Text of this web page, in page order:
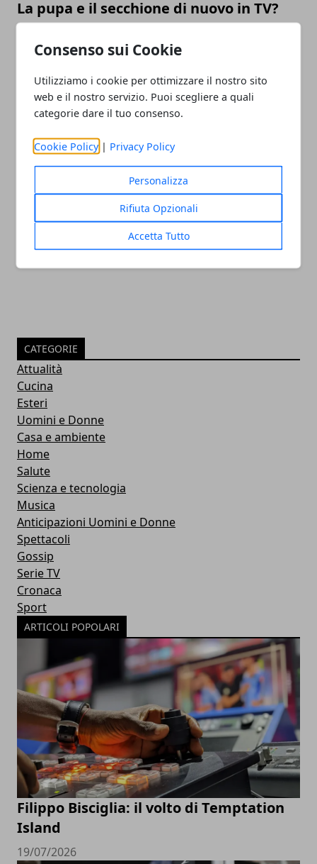
Consenso sui Cookie
Utilizziamo i cookie per ottimizzare il nostro sito
web e il nostro servizio. Puoi scegliere a quali
categorie dare il tuo consenso.
Cookie Policy | Privacy Policy
Personalizza
Rifiuta Opzionali
Accetta Tutto
La pupa e il secchione di nuovo in TV?
Rumors e anticipazioni
26/10/2018
Amici 2018 Giorgia tra i professori? Ecco
la risposta della cantante
09/10/2018
CATEGORIE
Attualità
Cucina
Esteri
Uomini e Donne
Casa e ambiente
Home
Salute
Scienza e tecnologia
Musica
Anticipazioni Uomini e Donne
Spettacoli
Gossip
Serie TV
Cronaca
Sport
ARTICOLI POPOLARI
Filippo Bisciglia: il volto di Temptation
Island
19/07/2026